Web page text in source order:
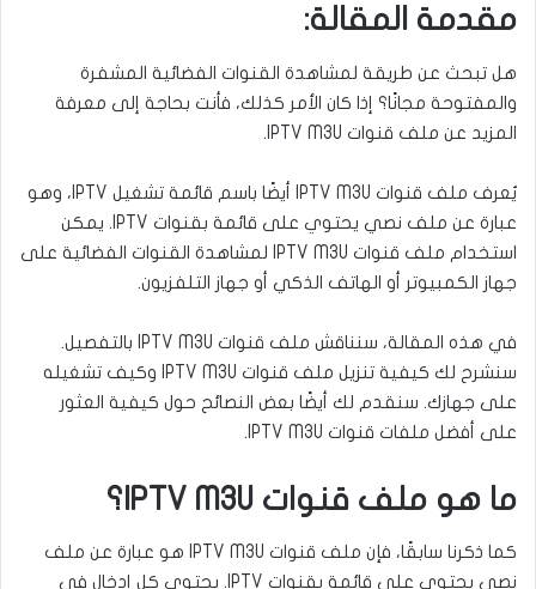
مقدمة المقالة:
هل تبحث عن طريقة لمشاهدة القنوات الفضائية المشفرة
والمفتوحة مجانًا؟ إذا كان الأمر كذلك، فأنت بحاجة إلى معرفة
المزيد عن ملف قنوات IPTV M3U.
يُعرف ملف قنوات IPTV M3U أيضًا باسم قائمة تشغيل IPTV، وهو
عبارة عن ملف نصي يحتوي على قائمة بقنوات IPTV. يمكن
استخدام ملف قنوات IPTV M3U لمشاهدة القنوات الفضائية على
جهاز الكمبيوتر أو الهاتف الذكي أو جهاز التلفزيون.
في هذه المقالة، سنناقش ملف قنوات IPTV M3U بالتفصيل.
سنشرح لك كيفية تنزيل ملف قنوات IPTV M3U وكيف تشغيله
على جهازك. سنقدم لك أيضًا بعض النصائح حول كيفية العثور
على أفضل ملفات قنوات IPTV M3U.
ما هو ملف قنوات IPTV M3U؟
كما ذكرنا سابقًا، فإن ملف قنوات IPTV M3U هو عبارة عن ملف
نصي يحتوي على قائمة بقنوات IPTV. يحتوي كل إدخال في